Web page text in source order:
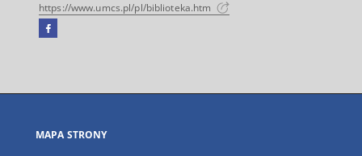
https://www.umcs.pl/pl/biblioteka.htm
Facebook
się
karcie
MAPA STRONY